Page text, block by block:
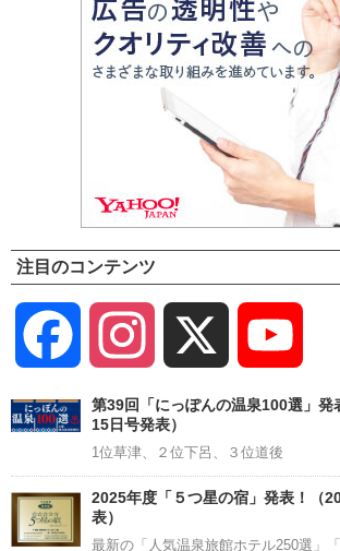
注目のコンテンツ
Facebook Instagram
第39回「にっぽんの温泉100選」発
15日号発表）
1位草津、２位下呂、３位道後
2025年度「５つ星の宿」発表！（
表）
最新の「人気温泉旅館ホテル250選」